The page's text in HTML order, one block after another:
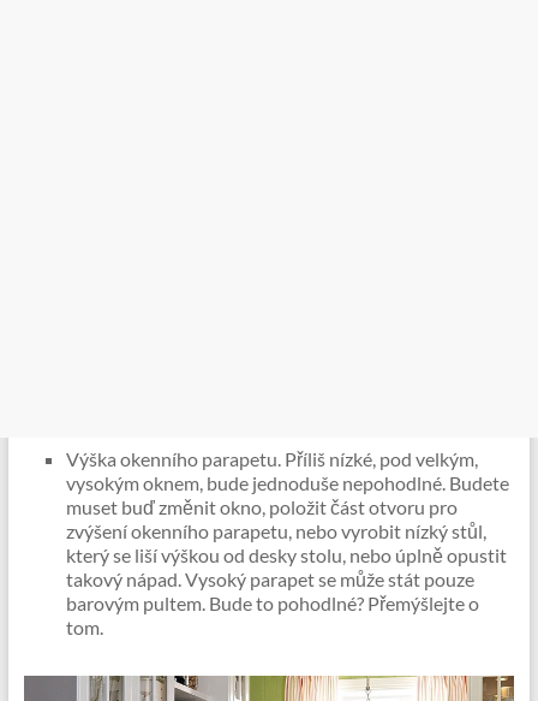
Výška okenního parapetu. Příliš nízké, pod velkým,
vysokým oknem, bude jednoduše nepohodlné. Budete
muset buď změnit okno, položit část otvoru pro
zvýšení okenního parapetu, nebo vyrobit nízký stůl,
který se liší výškou od desky stolu, nebo úplně opustit
takový nápad. Vysoký parapet se může stát pouze
barovým pultem. Bude to pohodlné? Přemýšlejte o
tom.